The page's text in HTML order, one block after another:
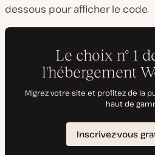
dessous pour afficher le code.